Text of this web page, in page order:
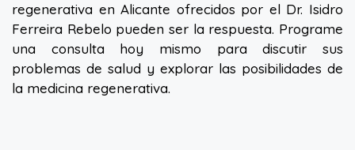
regenerativa en Alicante ofrecidos por el Dr. Isidro
Ferreira Rebelo pueden ser la respuesta. Programe
una consulta hoy mismo para discutir sus
problemas de salud y explorar las posibilidades de
la medicina regenerativa.